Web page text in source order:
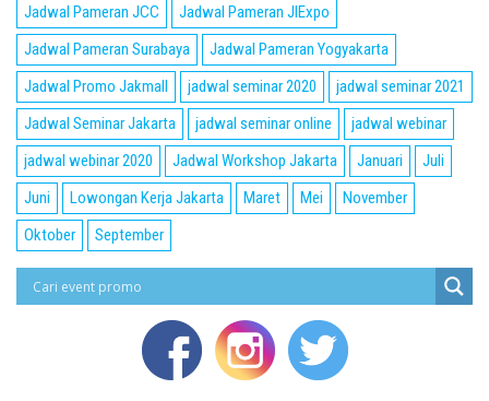
Jadwal Pameran JCC
Jadwal Pameran JIExpo
Jadwal Pameran Surabaya
Jadwal Pameran Yogyakarta
Jadwal Promo Jakmall
jadwal seminar 2020
jadwal seminar 2021
Jadwal Seminar Jakarta
jadwal seminar online
jadwal webinar
jadwal webinar 2020
Jadwal Workshop Jakarta Januari
Juli
Juni
Lowongan Kerja Jakarta Maret Mei
November
Oktober
September